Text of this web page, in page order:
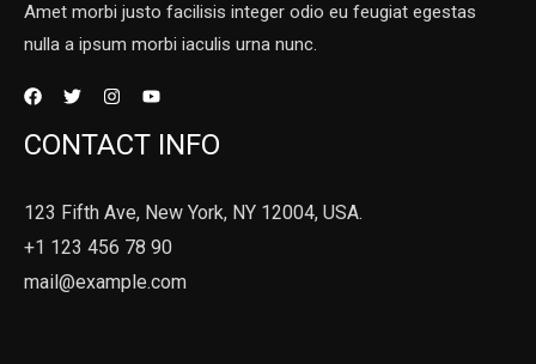
Amet morbi justo facilisis integer odio eu feugiat egestas
nulla a ipsum morbi iaculis urna nunc.
CONTACT INFO
123 Fifth Ave, New York, NY 12004, USA.
+1 123 456 78 90
mail@example.com